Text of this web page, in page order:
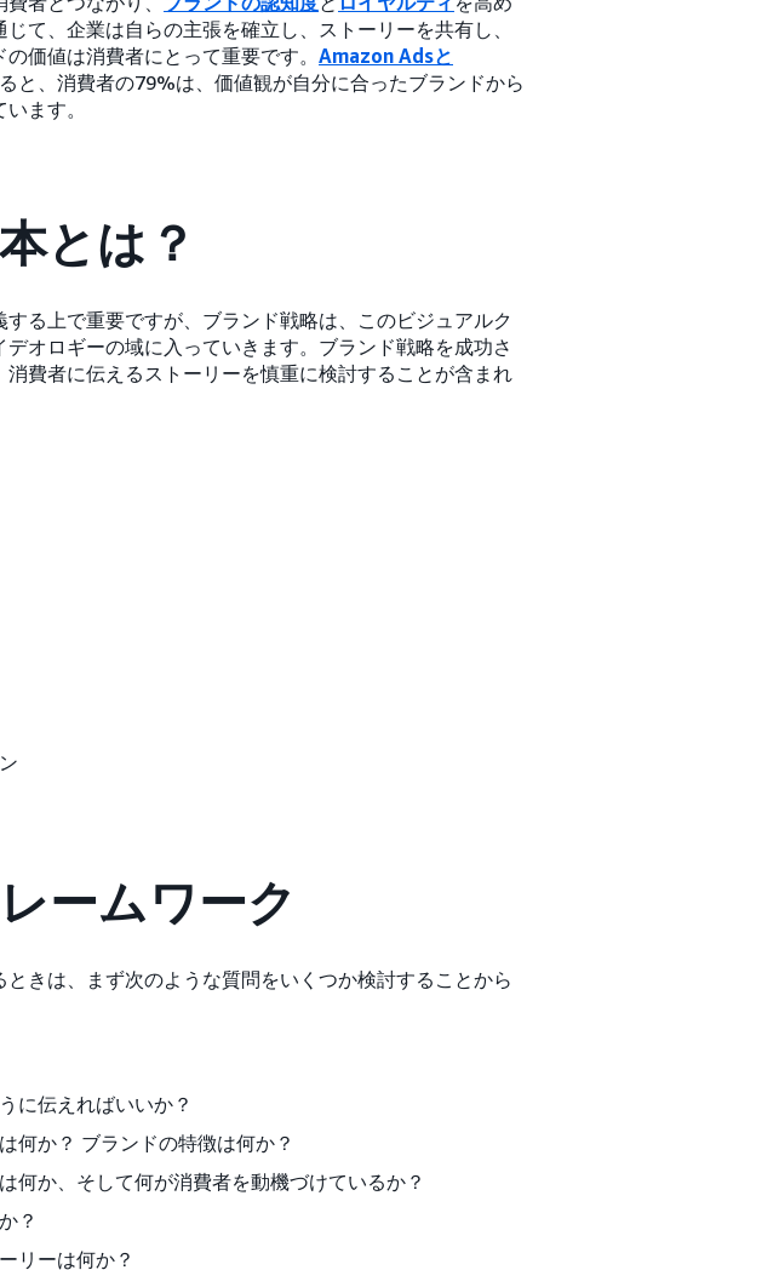
て、企業は自らの主張を確立し、ストーリーを共有し、
価値は消費者にとって重要です。 Amazon Adsと
と、消費者の79%は、価値観が自分に合ったブランドから
ます。
とは？
る上で重要ですが、ブランド戦略は、このビジュアルク
オロギーの域に入っていきます。ブランド戦略を成功さ
費者に伝えるストーリーを慎重に検討することが含まれ
ームワーク
きは、まず次のような質問をいくつか検討することから
に伝えればいいか？
何か？ ブランドの特徴は何か？
何か、そして何が消費者を動機づけているか？
？
リーは何か？